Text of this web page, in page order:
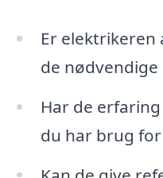
Er
de
Har de
du har brug